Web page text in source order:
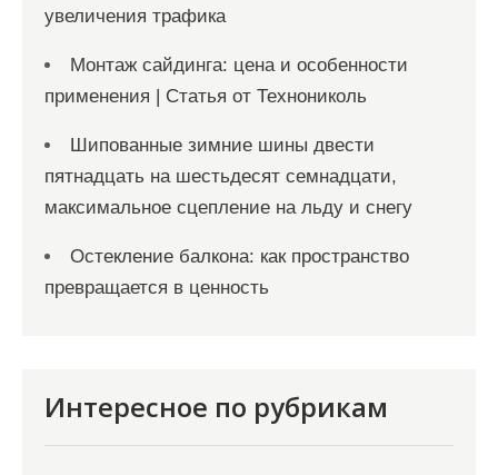
увеличения трафика
Монтаж сайдинга: цена и особенности
применения | Статья от Технониколь
Шипованные зимние шины двести
пятнадцать на шестьдесят семнадцати,
максимальное сцепление на льду и снегу
Остекление балкона: как пространство
превращается в ценность
Интересное по рубрикам